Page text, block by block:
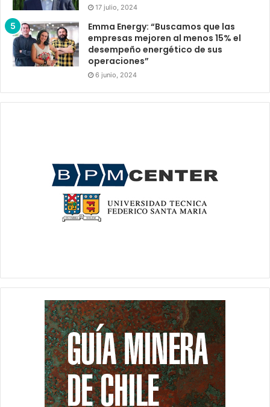
17 julio, 2024
Emma Energy: “Buscamos que las
empresas mejoren al menos 15% el
desempeño energético de sus
operaciones”
6 junio, 2024